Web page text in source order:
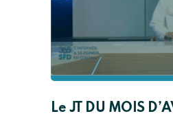
Le JT DU MOIS